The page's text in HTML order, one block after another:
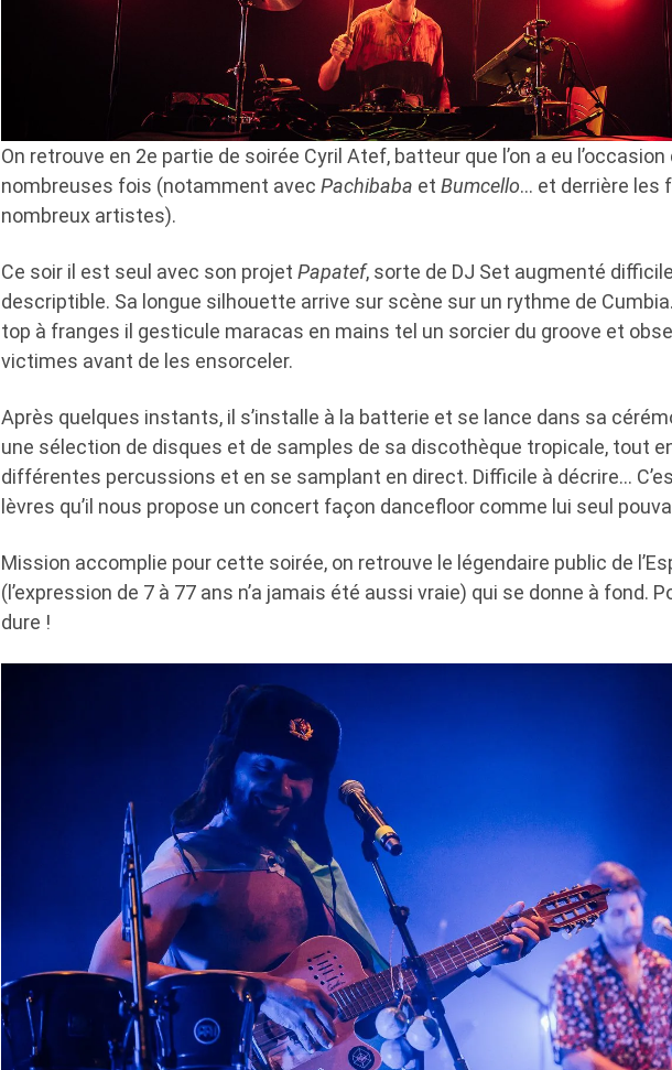
On retrouve en 2e partie de soirée Cyril Atef, batteur que l’on a eu
nombreuses fois (notamment avec Pachibaba et Bumcello… et derrière les
nombreux artistes).
Ce soir il est seul avec son projet Papatef, sorte de DJ Set augmenté
descriptible. Sa longue silhouette arrive sur scène sur un rythme de
top à franges il gesticule maracas en mains tel un sorcier du groove et
victimes avant de les ensorceler.
Après quelques instants, il s’installe à la batterie et se lance dans sa
une sélection de disques et de samples de sa discothèque tropicale, tout
différentes percussions et en se samplant en direct. Difficile à décrire…
lèvres qu’il nous propose un concert façon dancefloor comme lui seul
Mission accomplie pour cette soirée, on retrouve le légendaire public de
(l’expression de 7 à 77 ans n’a jamais été aussi vraie) qui se donne à fond.
dure !